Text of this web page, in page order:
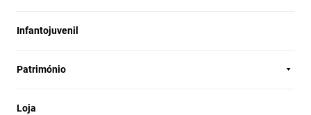
Infantojuvenil
Património
Loja